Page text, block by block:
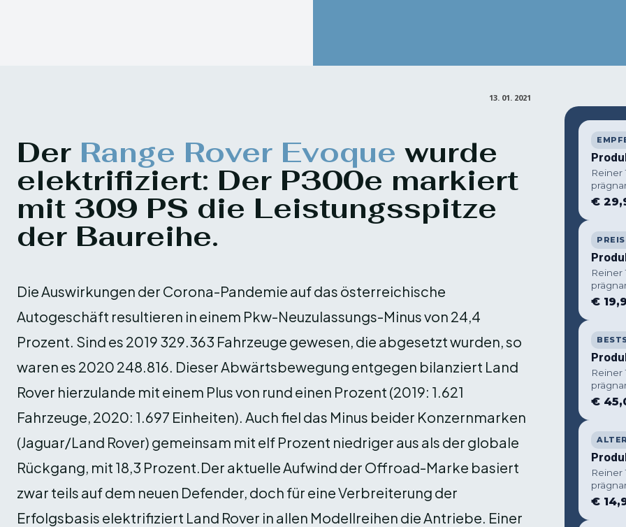
13. 01. 2021
Der Range Rover Evoque wurde
elektrifiziert: Der P300e markiert
mit 309 PS die Leistungsspitze
der Baureihe.
Die Auswirkungen der Corona-Pandemie auf das österreichische
Autogeschäft resultieren in einem Pkw-Neuzulassungs-Minus von 24,4
Prozent. Sind es 2019 329.363 Fahrzeuge gewesen, die abgesetzt wurden, so
waren es 2020 248.816. Dieser Abwärtsbewegung entgegen bilanziert Land
Rover hierzulande mit einem Plus von rund einen Prozent (2019: 1.621
Fahrzeuge, 2020: 1.697 Einheiten). Auch fiel das Minus beider Konzernmarken
(Jaguar/Land Rover) gemeinsam mit elf Prozent niedriger aus als der globale
Rückgang, mit 18,3 Prozent.Der aktuelle Aufwind der Offroad-Marke basiert
zwar teils auf dem neuen Defender, doch für eine Verbreiterung der
Erfolgsbasis elektrifiziert Land Rover in allen Modellreihen die Antriebe. Einer
€
€
€
€